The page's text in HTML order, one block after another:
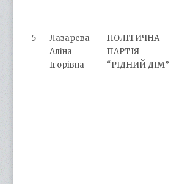
5
Лазарева
Аліна
Ігорівна
ПОЛІТИЧНА
ПАРТІЯ
“РІДНИЙ ДІМ”